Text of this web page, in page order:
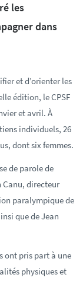
les
dans
et d’orienter les
édition, le CPSF
et avril. À
individuels, 26
dont six femmes.
de parole de
Canu, directeur
paralympique de
que de Jean
ont pris part à une
physiques et